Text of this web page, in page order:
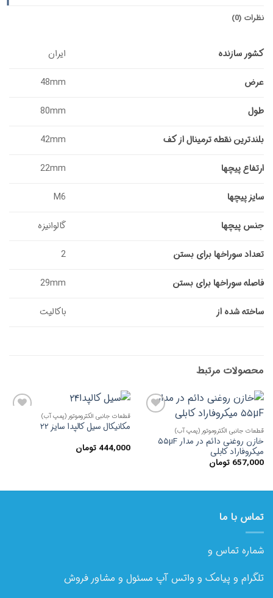
نظرات (0)
کشور سازنده ایران
عرض 48mm
طول 80mm
بلندترین نقطه ترمینال از کف 42mm
ارتفاع پیچها 22mm
سایز پیچها M6
جنس پیچها گالوانیزه
تعداد سوراخها برای بستن 2
فاصله سوراخها برای بستن 29mm
ساخته شده از باکالیت
محصولات مرتبط
علاقه
مندی
قطعات جانبی الکتروموتور (پمپ آب)
خازن روغنی دائم در مدار ۵۵µF
میکروفاراد کابلی
657,000 تومان
قطعات جانبی الکتروموتور (پمپ آب)
مکانیکال سیل کالپدا سایز ۲۲
444,000 تومان
تماس با ما
شماره تماس و
تلگرام و پیامک و واتس آپ مسئول و مشاور فروش